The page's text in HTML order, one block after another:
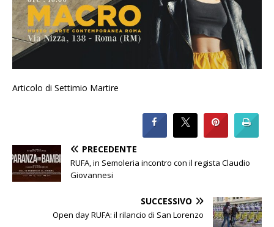
Articolo di Settimio Martire
PRECEDENTE
RUFA, in Semoleria incontro con il regista Claudio
Giovannesi
SUCCESSIVO
Open day RUFA: il rilancio di San Lorenzo